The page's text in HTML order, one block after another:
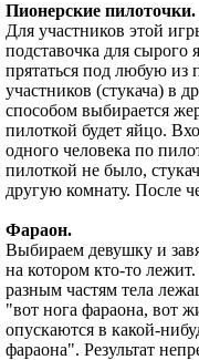
Пионерские пилоточки.
Для участников этой
подставочка для сырого
прятаться под любую из
участников (стукача) в
способом выбирается
пилоткой будет яйцо.
одного человека по
пилоткой не было,
другую комнату. После
Фараон.
Выбираем девушку и
на котором кто-то
разным частям тела
"вот нога фараона, вот
опускаются в какой-
фараона". Результат